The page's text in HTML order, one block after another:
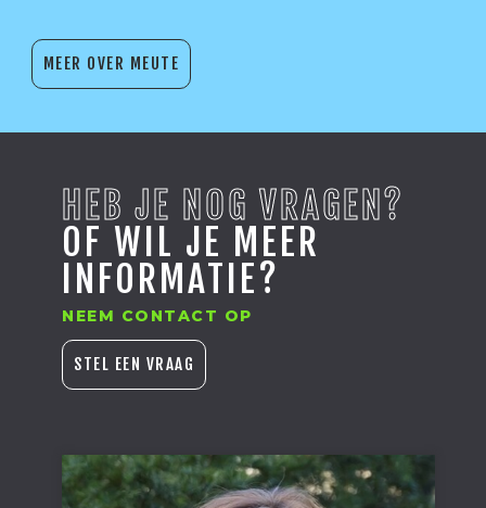
MEER OVER MEUTE
HEB JE NOG VRAGEN?
OF WIL JE MEER
INFORMATIE?
NEEM CONTACT OP
STEL EEN VRAAG